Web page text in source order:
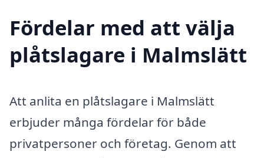
Fördelar med att välja
plåtslagare i Malmslätt
Att anlita en plåtslagare i Malmslätt
erbjuder många fördelar för både
privatpersoner och företag. Genom att